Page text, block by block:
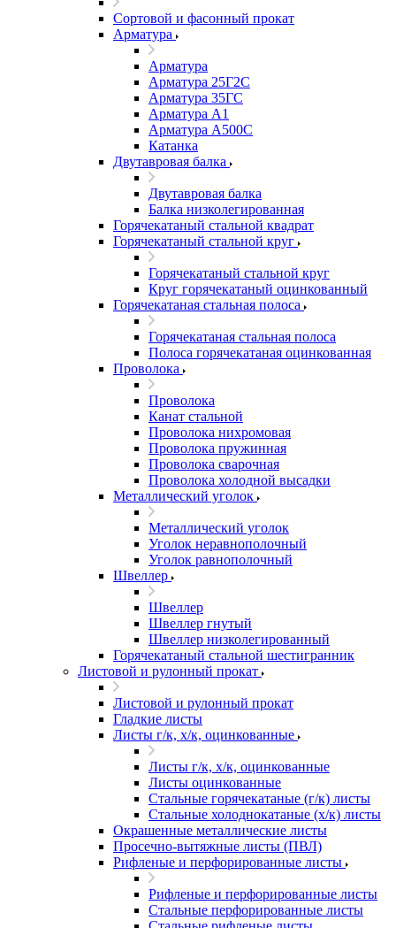
Сортовой и фасонный прокат
Арматура
Арматура
Арматура 25Г2С
Арматура 35ГС
Арматура А1
Арматура А500С
Катанка
Двутавровая балка
Двутавровая балка
Балка низколегированная
Горячекатаный стальной квадрат
Горячекатаный стальной круг
Горячекатаный стальной круг
Круг горячекатаный оцинкованный
Горячекатаная стальная полоса
Горячекатаная стальная полоса
Полоса горячекатаная оцинкованная
Проволока
Проволока
Канат стальной
Проволока нихромовая
Проволока пружинная
Проволока сварочная
Проволока холодной высадки
Металлический уголок
Металлический уголок
Уголок неравнополочный
Уголок равнополочный
Швеллер
Швеллер
Швеллер гнутый
Швеллер низколегированный
Горячекатаный стальной шестигранник
Листовой и рулонный прокат
Листовой и рулонный прокат
Гладкие листы
Листы г/к, х/к, оцинкованные
Листы г/к, х/к, оцинкованные
Листы оцинкованные
Стальные горячекатаные (г/к) листы
Стальные холоднокатаные (х/к) листы
Окрашенные металлические листы
Просечно-вытяжные листы (ПВЛ)
Рифленые и перфорированные листы
Рифленые и перфорированные листы
Стальные перфорированные листы